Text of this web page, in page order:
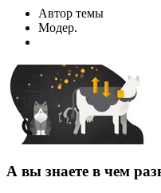
Автор темы
Модер.
А вы знаете в чем